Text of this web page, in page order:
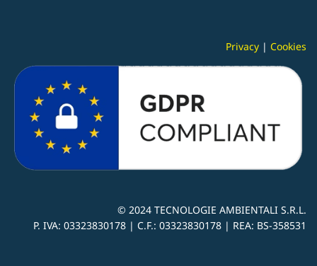
Privacy | Cookies
© 2024 TECNOLOGIE AMBIENTALI S.R.L.
P. IVA: 03323830178 | C.F.: 03323830178 | REA: BS-358531